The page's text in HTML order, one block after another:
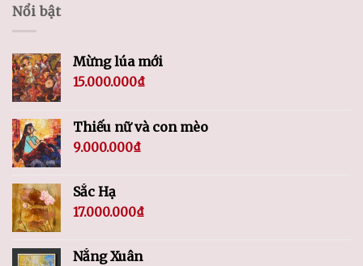
Nổi bật
Mừng lúa mới
15.000.000₫
Thiếu nữ và con mèo
9.000.000₫
Sắc Hạ
17.000.000₫
Nắng Xuân